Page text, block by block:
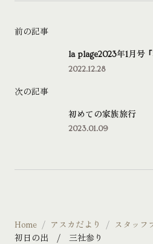
前の記事
la plage2023年1月号
2022.12.28
次の記事
初めての家族旅行
2023.01.09
Home アスカだより
スタッフ
初日の出 / 三社参り